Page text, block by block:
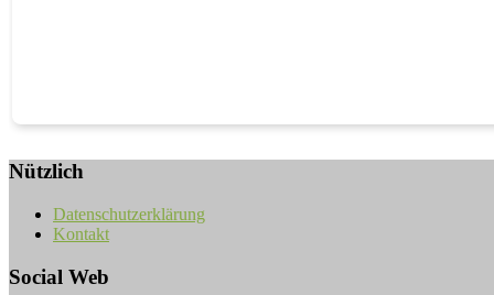
Nützlich
Datenschutzerklärung
Kontakt
Social Web